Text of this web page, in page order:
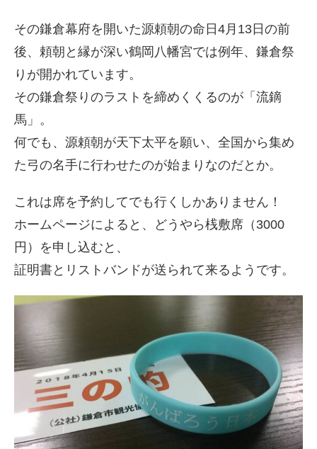
その鎌倉幕府を開いた源頼朝の命日4月13日の前
後、頼朝と縁が深い鶴岡八幡宮では例年、鎌倉祭
りが開かれています。
その鎌倉祭りのラストを締めくくるのが「流鏑
馬」。
何でも、源頼朝が天下太平を願い、全国から集め
た弓の名手に行わせたのが始まりなのだとか。
これは席を予約してでも行くしかありません！
ホームページによると、どうやら桟敷席（3000
円）を申し込むと、
証明書とリストバンドが送られて来るようです。